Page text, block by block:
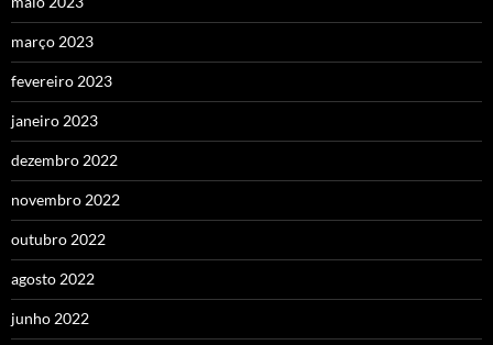
março 2023
fevereiro 2023
janeiro 2023
dezembro 2022
novembro 2022
outubro 2022
agosto 2022
junho 2022